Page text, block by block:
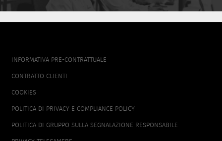
FOOTER
INFORMATIVA PRE-CONTRATTUALE
CONTRATTO CLIENTI
COOKIES
POLITICA DI PRIVACY E COMPLIANCE POLICY
POLITICA DI GRUPPO SULLA SEGNALAZIONE RESPONSABILE